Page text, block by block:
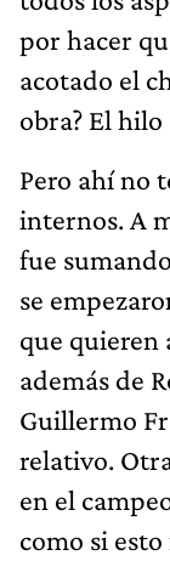
por hacer
acotado el
obra? El
Pero ahí no
internos. A
fue
se
que quieren
además de
Guillermo
relativo.
en el
como si